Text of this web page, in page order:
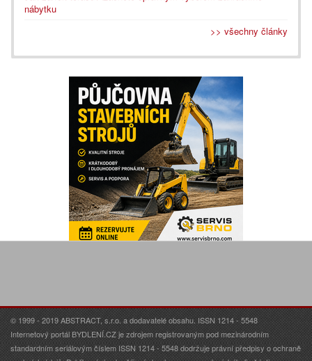
nábytku
>> všechny články
© 1999 - 2019 ABSTRACT, s.r.o. a dodavatelé obsahu. ISSN 1214 - 5548
Internetový portál BYDLENÍ.CZ je zdrojem registrovaným pod mezinárodním
standardním seriálovým číslem ISSN 1214 - 5548 dodržuje právní předpisy o ochraně